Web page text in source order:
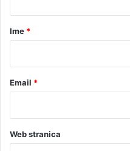
rIme *
Email *
Web stranica